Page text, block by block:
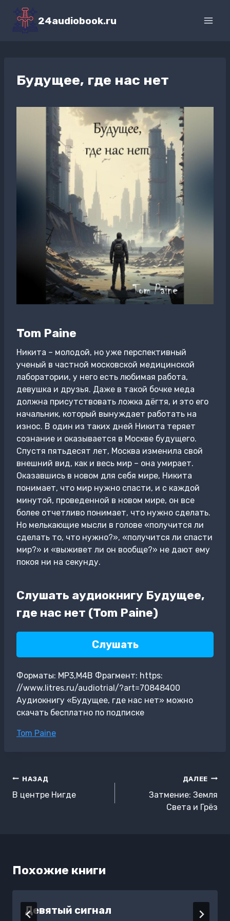
Перейти
содержимому
24audiobook.ru
Будущее, где нас нет
Tom Paine
Никита – молодой, но уже перспективный
ученый в частной московской медицинской
лаборатории, у него есть любимая работа,
девушка и друзья. Даже в такой бочке меда
должна присутствовать ложка дёгтя, и это его
начальник, который вынуждает работать на
износ. В один из таких дней Никита теряет
сознание и оказывается в Москве будущего.
Спустя пятьдесят лет, Москва изменила свой
внешний вид, как и весь мир – она умирает.
Оказавшись в новом для себя мире, Никита
понимает, что мир нужно спасти, и с каждой
минутой, проведенной в новом мире, он все
более отчетливо понимает, что нужно сделать.
Но мелькающие мысли в голове «получится ли
сделать то, что нужно?», «получится ли спасти
мир?» и «выживет ли он вообще?» не дают ему
покоя ни на секунду.
Слушать аудиокнигу Будущее,
где нас нет (Tom Paine)
Слушать
Форматы: MP3,M4B Фрагмент: https:
//www.litres.ru/audiotrial/?art=70848400
Аудиокнигу «Будущее, где нас нет» можно
скачать бесплатно по подписке
Метки
Tom Paine
Навигация
по
НАЗАД
В центре Нигде
ДАЛЕЕ
Затмение: Земля
Света и Грёз
Похожие книги
Девятый сигнал